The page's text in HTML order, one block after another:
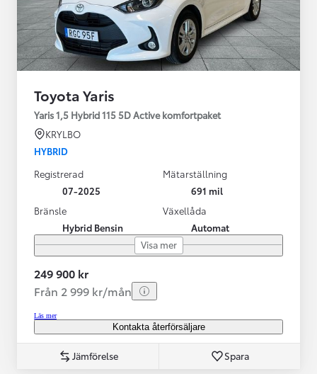
Toyota Yaris
Yaris 1,5 Hybrid 115 5D Active komfortpaket
KRYLBO
HYBRID
Registrerad
07-2025
Mätarställning
691 mil
Bränsle
Hybrid Bensin
Växellåda
Automat
Visa mer
249 900 kr
Från 2 999 kr/mån
Läs mer
Kontakta återförsäljare
Jämförelse Spara